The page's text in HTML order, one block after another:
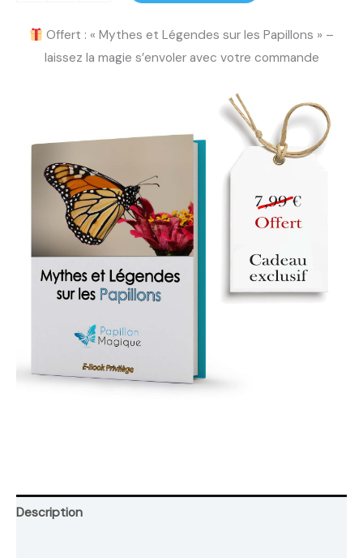
Offert : « Mythes et Légendes sur les Papillons » –
laissez la magie s’envoler avec votre commande
Description